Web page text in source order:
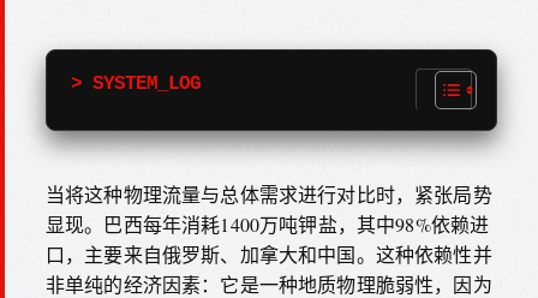
> SYSTEM_LOG
当将这种物理流量与总体需求进行对比时，紧张局势
显现。巴西每年消耗1400万吨钾盐，其中98%依赖进
口，主要来自俄罗斯、加拿大和中国。这种依赖性并
非单纯的经济因素：它是一种地质物理脆弱性，因为